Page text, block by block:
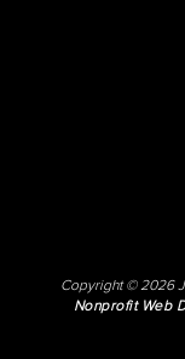
Copyright © 2026
Nonprofit Web